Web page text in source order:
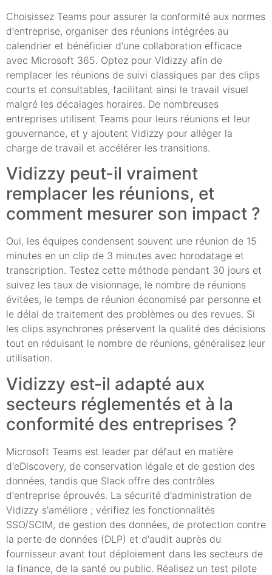
Choisissez Teams pour assurer la conformité aux normes
d'entreprise, organiser des réunions intégrées au
calendrier et bénéficier d'une collaboration efficace
avec Microsoft 365. Optez pour Vidizzy afin de
remplacer les réunions de suivi classiques par des clips
courts et consultables, facilitant ainsi le travail visuel
malgré les décalages horaires. De nombreuses
entreprises utilisent Teams pour leurs réunions et leur
gouvernance, et y ajoutent Vidizzy pour alléger la
charge de travail et accélérer les transitions.
Vidizzy peut-il vraiment
remplacer les réunions, et
comment mesurer son impact ?
Oui, les équipes condensent souvent une réunion de 15
minutes en un clip de 3 minutes avec horodatage et
transcription. Testez cette méthode pendant 30 jours et
suivez les taux de visionnage, le nombre de réunions
évitées, le temps de réunion économisé par personne et
le délai de traitement des problèmes ou des revues. Si
les clips asynchrones préservent la qualité des décisions
tout en réduisant le nombre de réunions, généralisez leur
utilisation.
Vidizzy est-il adapté aux
secteurs réglementés et à la
conformité des entreprises ?
Microsoft Teams est leader par défaut en matière
d'eDiscovery, de conservation légale et de gestion des
données, tandis que Slack offre des contrôles
d'entreprise éprouvés. La sécurité d'administration de
Vidizzy s'améliore ; vérifiez les fonctionnalités
SSO/SCIM, de gestion des données, de protection contre
la perte de données (DLP) et d'audit auprès du
fournisseur avant tout déploiement dans les secteurs de
la finance, de la santé ou public. Réalisez un test pilote